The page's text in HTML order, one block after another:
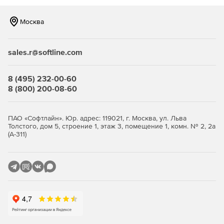
обучения.
под рукой
сотрудника, который прошел оценку. Отчеты хранятся
неограниченное количество времени, поэтому к ним
прохождения обучения.
Москва
sales.r@softline.com
8 (495) 232-00-60
8 (800) 200-08-60
ПАО «Софтлайн». Юр. адрес: 119021, г. Москва, ул. Льва
Толстого, дом 5, строение 1, этаж 3, помещение 1, комн. № 2, 2а
(А-311)